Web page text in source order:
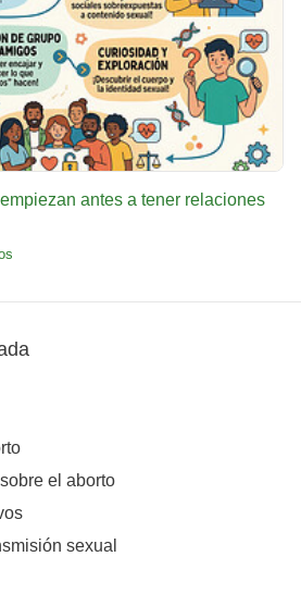
antes a tener relaciones
el aborto
sexual